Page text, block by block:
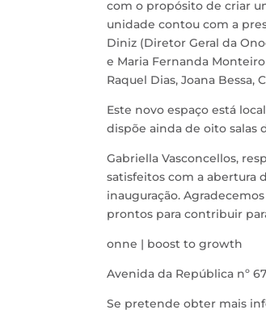
com o propósito de criar
unidade contou com a
Diniz (Diretor Geral da
e Maria Fernanda
Raquel Dias, Joana Bessa,
Este novo espaço está
dispõe ainda de oito salas
Gabriella Vasconcellos,
satisfeitos com a abertura
inauguração.
prontos para contribuir
onne | boost to growth
Avenida da República nº
Se pretende obter mais